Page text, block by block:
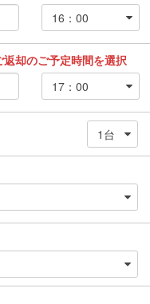
返却のご予定時間を選択